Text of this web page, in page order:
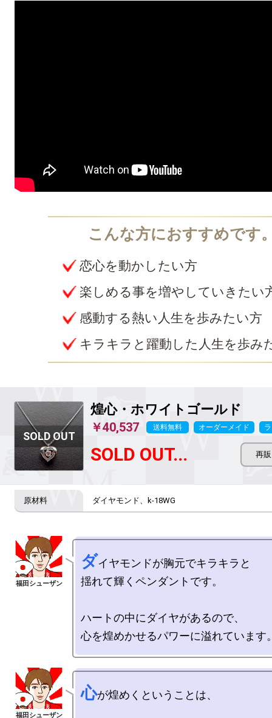
恋心を動かしたい方
楽しめる事を増やしていきたい
感動する熱い人生を歩みたい方
キラキラと躍動した人生を歩み
煌心・ホワイトゴールド
￥40,537 送料無料 オーダーメイド
SOLD OUT...
ダイヤモンド、k-18WG
ダイヤモンドが胸元でキラキラと
揺れて輝くペンダントです。
ハートの中にダイヤがあるので、
心が煌めくということは、